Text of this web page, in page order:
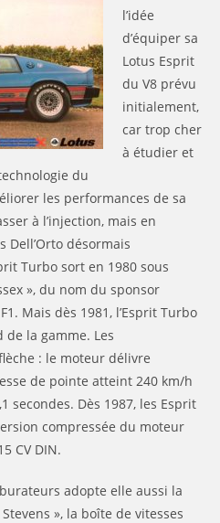
l’idée
d’équiper sa
Lotus Esprit
du V8 prévu
initialement,
car trop cher
à étudier et
du
les performances de sa
à l’injection, mais en
désormais
Turbo sort en 1980 sous
», du nom du sponsor
Mais dès 1981, l’Esprit Turbo
la gamme. Les
: le moteur délivre
de pointe atteint 240 km/h
secondes. Dès 1987, les Esprit
compressée du moteur
CV DIN.
adopte elle aussi la
», la boîte de vitesses